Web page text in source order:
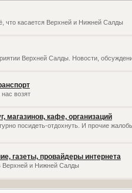
что касается Верхней и Нижней Салды
Верхней Салды. Новости,
нас возят
магазинов, кафе, организаций
посидеть-отдохнуть. И прочие
газеты, провайдеры интернета
Верхней и Нижней Салды